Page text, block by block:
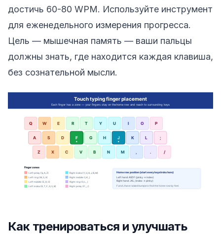
достичь 60-80 WPM. Используйте инструмент
для еженедельного измерения прогресса.
Цель — мышечная память — ваши пальцы
должны знать, где находится каждая клавиша,
без сознательной мысли.
Как тренироваться и улучшать